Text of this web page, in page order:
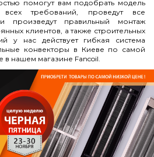
помогут вам подобрать модель
требований, проведут все
произведут правильный монтаж
клиентов, а также строительных
у нас действует гибкая система
конвекторы в Киеве по самой
нашем магазине Fancoil.